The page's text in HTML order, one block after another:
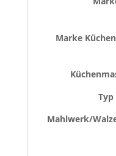
Marke
Typ
Mahlwerk/